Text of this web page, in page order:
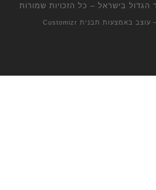
הגדול בישראל – כל הזכויות שמורות
– עוצב באמצעות תבנית Customizr